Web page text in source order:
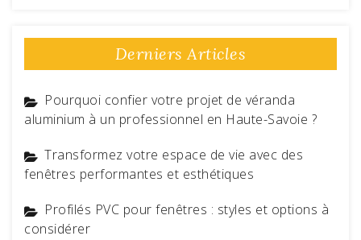
Derniers Articles
Pourquoi confier votre projet de véranda
aluminium à un professionnel en Haute-Savoie ?
Transformez votre espace de vie avec des
fenêtres performantes et esthétiques
Profilés PVC pour fenêtres : styles et options à
considérer